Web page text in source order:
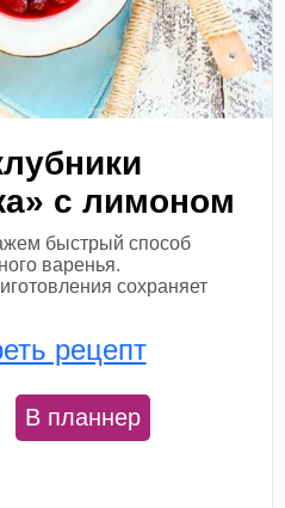
с лимоном
быстрый способ
варенья.
сохраняет
рецепт
В планнер